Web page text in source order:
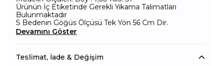
Ürünün İç Etiketinde Gerekli Yıkama Talimatları
Bulunmaktadır
S Bedenin Göğüs Ölçüsü Tek Yön 56 Cm Dir.
Devamını Göster
Teslimat, İade & Değişim